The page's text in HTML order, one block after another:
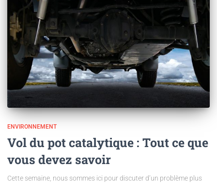
ENVIRONNEMENT
Vol du pot catalytique : Tout ce que
vous devez savoir
Cette semaine, nous sommes ici pour discuter d’un problème plus